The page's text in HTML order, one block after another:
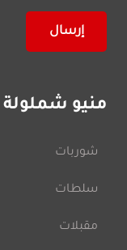
منيو شملولة
شوربات
سلطات
مقبلات